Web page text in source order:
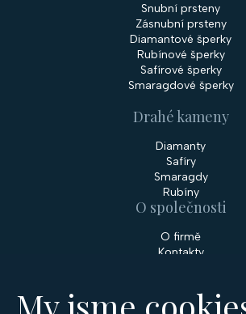
Snubní prsteny
Zásnubní prsteny
Diamantové šperky
Rubínové šperky
Safírové šperky
Smaragdové šperky
Drahé kameny
Diamanty
Safíry
Smaragdy
Rubíny
O společnosti
O firmě
Kontakty
Služby